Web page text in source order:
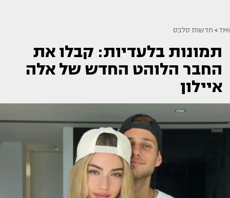
TMI
> חדשות סלבס
תמונות בלעדיות: קבלו את
החבר הלוהט החדש של אלה
איילון